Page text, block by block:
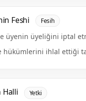
Feshi Fesih
üyenin üyeliğini iptal
hükümlerini ihlal ettiği
Halli Yetki